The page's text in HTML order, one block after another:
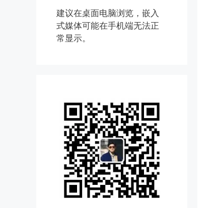
建议在桌面电脑浏览，嵌入
式媒体可能在手机端无法正
常显示。